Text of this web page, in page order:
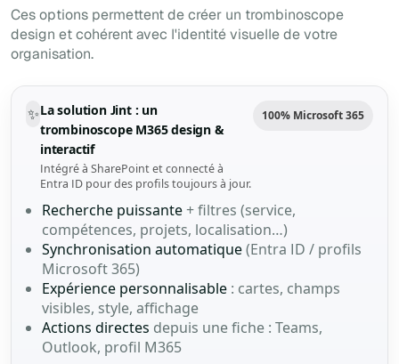
Ces options permettent de créer un trombinoscope
design et cohérent avec l'identité visuelle de votre
organisation.
✨La solution Jint : un
trombinoscope M365 design &
interactif
Intégré à SharePoint et connecté à
Entra ID pour des profils toujours à jour.
100% Microsoft 365
Recherche puissante+ filtres (service,
compétences, projets, localisation…)
Synchronisation automatique(Entra ID / profils
Microsoft 365)
Expérience personnalisable : cartes, champs
visibles, style, affichage
Actions directes depuis une fiche : Teams,
Outlook, profil M365